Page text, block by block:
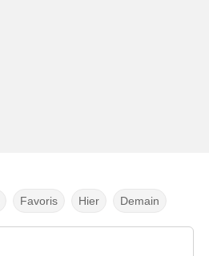
Favoris Hier Demain